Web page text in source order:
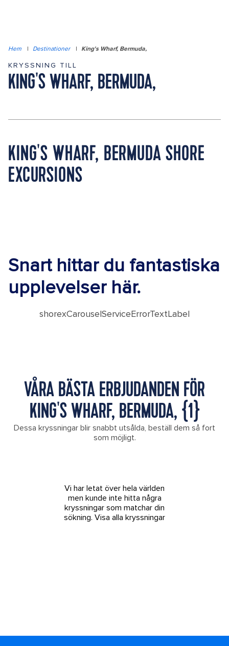
Hem | Destinationer | King's Wharf, Bermuda,
KRYSSNING TILL
KING'S WHARF, BERMUDA,
KING'S WHARF, BERMUDA SHORE
EXCURSIONS
Snart hittar du fantastiska
upplevelser här.
shorexCarouselServiceErrorTextLabel
VÅRA BÄSTA ERBJUDANDEN FÖR
KING'S WHARF, BERMUDA, {1}
Dessa kryssningar blir snabbt utsålda, beställ dem så fort
som möjligt.
Vi har letat över hela världen
men kunde inte hitta några
kryssningar som matchar din
sökning. Visa alla kryssningar